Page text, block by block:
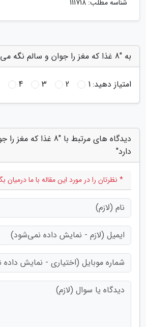
شناسه مطلب: 111718
به "8 غذا که مغز را جوان و سالم نگه می دارد" امتیاز دهید
امتیاز دهید:1
2
3
4
دیدگاه های مرتبط با "8
دارد"
* نظرتان را در مورد این مقاله با ما درمیان